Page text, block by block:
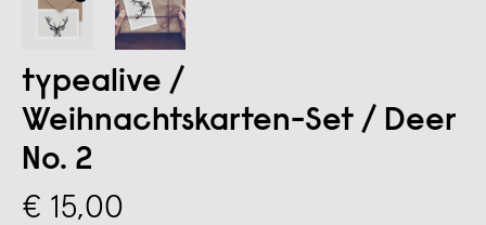
typealive /
Weihnachtskarten-Set / Deer
No. 2
€ 15,00